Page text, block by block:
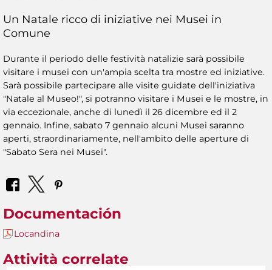
Un Natale ricco di iniziative nei Musei in
Comune
Durante il periodo delle festività natalizie sarà possibile
visitare i musei con un'ampia scelta tra mostre ed iniziative.
Sarà possibile partecipare alle visite guidate dell'iniziativa
"Natale al Museo!", si potranno visitare i Musei e le mostre, in
via eccezionale, anche di lunedì il 26 dicembre ed il 2
gennaio. Infine, sabato 7 gennaio alcuni Musei saranno
aperti, straordinariamente, nell'ambito delle aperture di
"Sabato Sera nei Musei".
Documentación
Locandina
Attività correlate